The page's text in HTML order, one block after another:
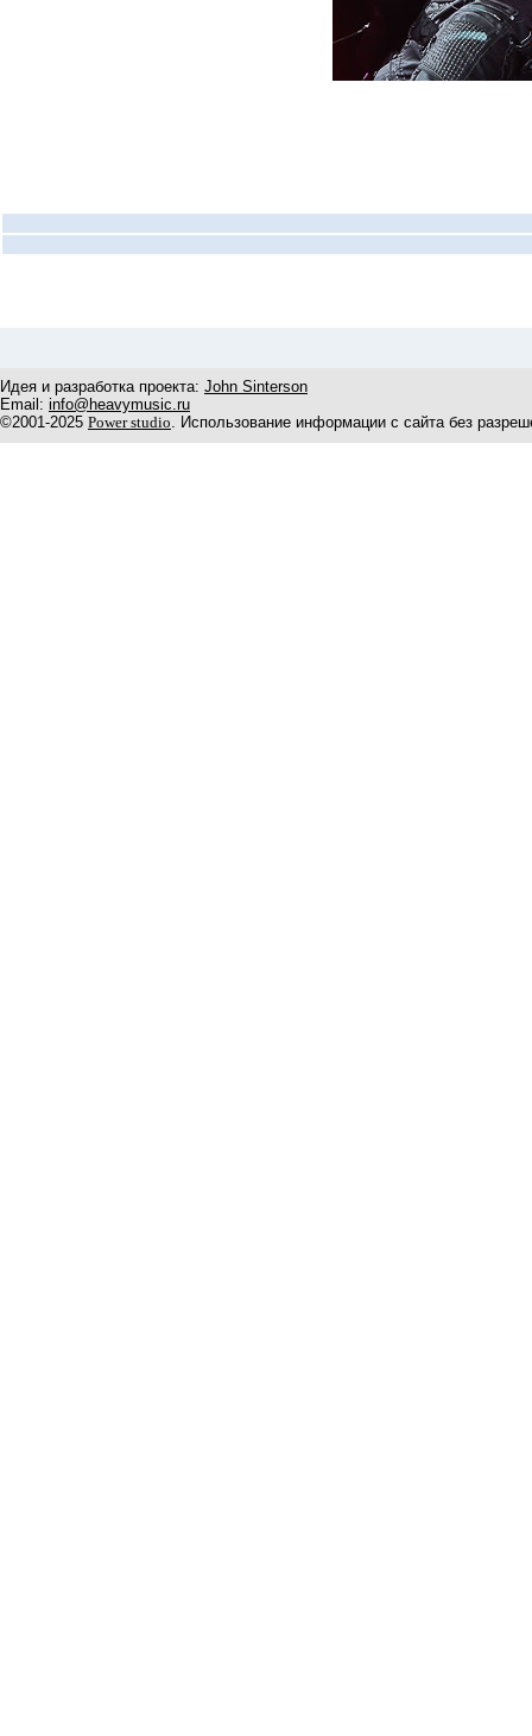
Идея и разработка проекта: John Sinterson
Email: info@heavymusic.ru
©2001-2025 Power studio. Использование информации с сайта без